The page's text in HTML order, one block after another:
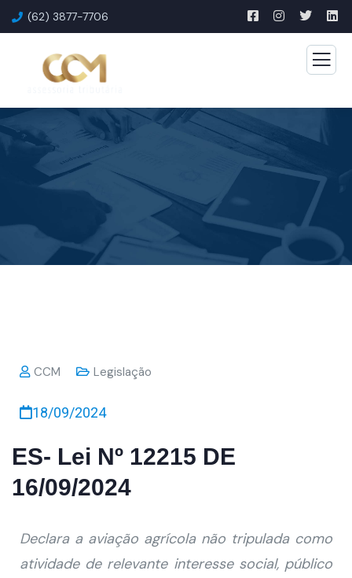
(62) 3877-7706
CCM Legislação
18/09/2024
ES- Lei Nº 12215 DE
16/09/2024
Declara a aviação agrícola não tripulada como
atividade de relevante interesse social, público